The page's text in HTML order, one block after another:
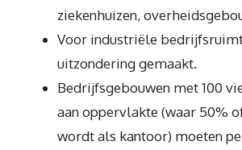
ziekenhuizen,
Voor industriële
uitzondering gemaakt.
Bedrijfsgebouwen met 100
aan oppervlakte (waar 50%
wordt als kantoor) moeten